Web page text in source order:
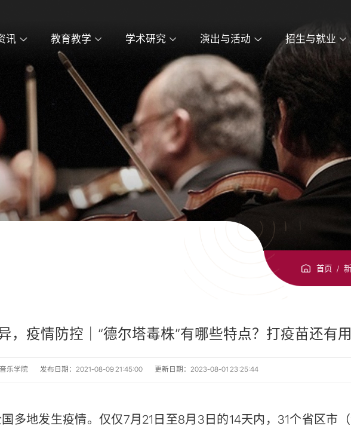
讯 教育教学 学术研究 演出与活动 招生与就业
首页 /
，疫情防控｜“德尔塔毒株”有哪些特点？打疫苗还有
乐学院 发布日期：2021-08-09 21:45:00 更新日期：2023-08-01 23:25:44
多地发生疫情。仅仅7月21日至8月3日的14天内，31个省区市